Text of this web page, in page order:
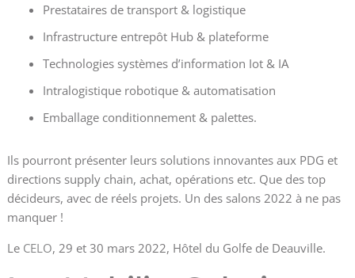
Prestataires de transport & logistique
Infrastructure entrepôt Hub & plateforme
Technologies systèmes d’information Iot & IA
Intralogistique robotique & automatisation
Emballage conditionnement & palettes.
Ils pourront présenter leurs solutions innovantes aux PDG et
directions supply chain, achat, opérations etc. Que des top
décideurs, avec de réels projets. Un des salons 2022 à ne pas
manquer !
Le CELO, 29 et 30 mars 2022, Hôtel du Golfe de Deauville.